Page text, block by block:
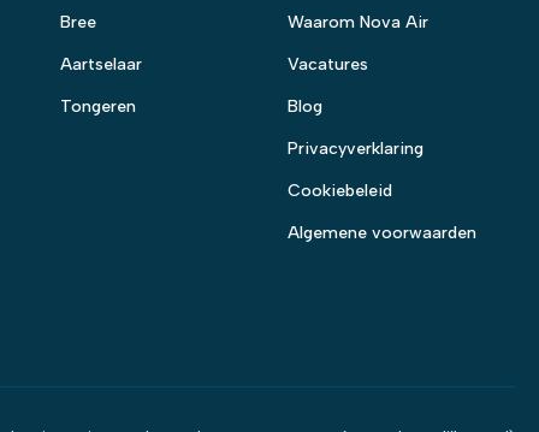
Bree
Aartselaar
Tongeren
Waarom Nova Air
Vacatures
Blog
Privacyverklaring
Cookiebeleid
Algemene voorwaarden